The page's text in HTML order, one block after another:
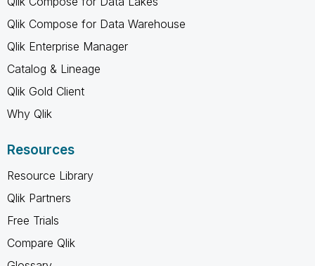
Qlik Compose for Data Warehouse
Qlik Enterprise Manager
Catalog & Lineage
Qlik Gold Client
Why Qlik
Resources
Resource Library
Qlik Partners
Free Trials
Compare Qlik